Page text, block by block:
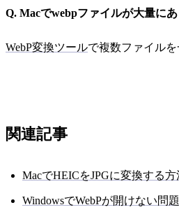
Q. Macでwebpファイルが大量に
WebP変換ツールで複数ファイルを
関連記事
MacでHEICをJPGに変換する方
WindowsでWebPが開けない問